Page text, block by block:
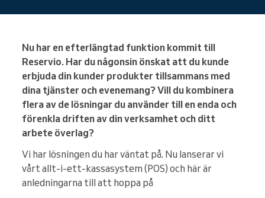
Nu har en efterlängtad funktion kommit till
Reservio. Har du någonsin önskat att du kunde
erbjuda din kunder produkter tillsammans med
dina tjänster och evenemang? Vill du kombinera
flera av de lösningar du använder till en enda och
förenkla driften av din verksamhet och ditt
arbete överlag?
Vi har lösningen du har väntat på. Nu lanserar vi
vårt allt-i-ett-kassasystem (POS) och här är
anledningarna till att hoppa på